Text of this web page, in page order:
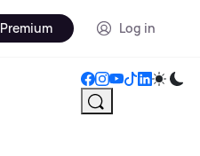
Premium Log in